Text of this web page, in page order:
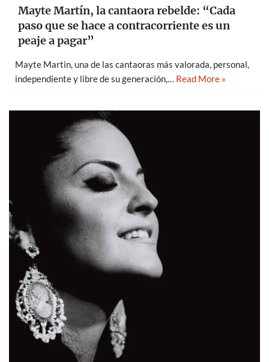
Mayte Martín, la cantaora rebelde: “Cada
paso que se hace a contracorriente es un
peaje a pagar”
Mayte Martin, una de las cantaoras más valorada, personal,
independiente y libre de su generación,… Read More »